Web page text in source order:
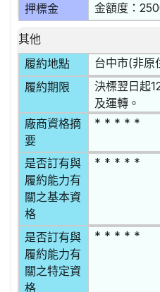
押標金
金額度：
其他
履約地點
台中市(非原
履約期限
決標翌日起
及運轉。
廠商資格摘
要
* * * * *
是否訂有與
履約能力有
關之基本資
格
* * * * *
是否訂有與
履約能力有
關之特定資
格
* * * * *